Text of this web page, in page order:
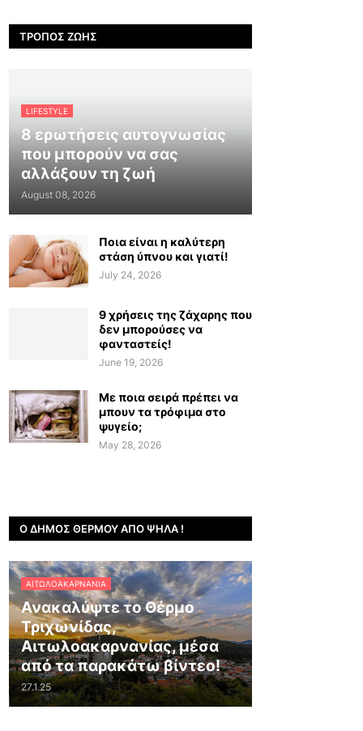
ΤΡΌΠΟΣ ΖΩΉΣ
LIFESTYLE
8 ερωτήσεις αυτογνωσίας
που μπορούν να σας
αλλάξουν τη ζωή
August 08, 2026
Ποια είναι η καλύτερη
στάση ύπνου και γιατί!
July 24, 2026
9 χρήσεις της ζάχαρης που
δεν μπορούσες να
φανταστείς!
June 19, 2026
Με ποια σειρά πρέπει να
μπουν τα τρόφιμα στο
ψυγείο;
May 28, 2026
Ο ΔΉΜΟΣ ΘΈΡΜΟΥ ΑΠΌ ΨΗΛΆ !
ΑΙΤΩΛΟΑΚΑΡΝΑΝΊΑ
Ανακαλύψτε το Θέρμο
Τριχωνίδας,
Αιτωλοακαρνανίας, μέσα
από τα παρακάτω βίντεο!
27.1.25